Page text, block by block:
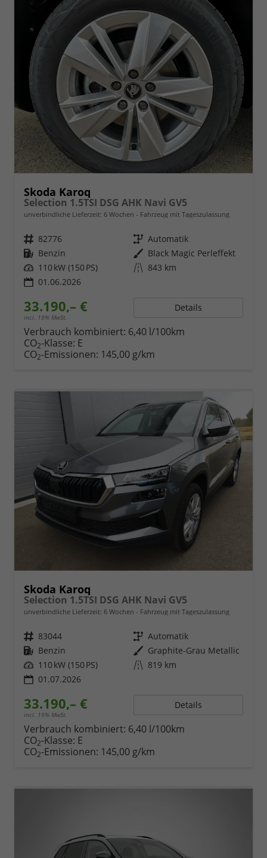
Skoda Karoq
Selection 1.5TSI DSG AHK Navi GV5
unverbindliche Lieferzeit: 6 Wochen Fahrzeug mit Tageszulassung
Fahrzeugnr. 82776 Getriebe Automatik
Kraftstoff Benzin Außenfarbe Black Magic Perleffekt
Leistung 110 kW (150 PS) Kilometerstand 843 km
01.06.2026
33.190,– €
incl. 19% MwSt.
Details
Verbrauch kombiniert: 6,40 l/100km
CO2-Klasse: E
CO2-Emissionen: 145,00 g/km
Skoda Karoq
Selection 1.5TSI DSG AHK Navi GV5
unverbindliche Lieferzeit: 6 Wochen Fahrzeug mit Tageszulassung
Fahrzeugnr. 83044 Getriebe Automatik
Kraftstoff Benzin Außenfarbe Graphite-Grau Metallic
Leistung 110 kW (150 PS) Kilometerstand 819 km
01.07.2026
33.190,– €
incl. 19% MwSt.
Details
Verbrauch kombiniert: 6,40 l/100km
CO2-Klasse: E
CO2-Emissionen: 145,00 g/km